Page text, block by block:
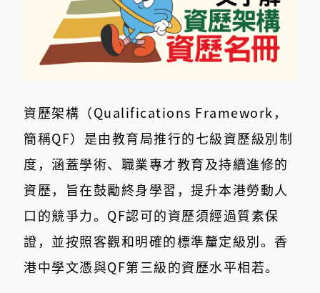
資歷架構（Qualifications Framework，
簡稱QF）是由教育局推行的七級資歷級別制
度，涵蓋學術、職業專才教育及持續進修的
資歷，旨在鼓勵終身學習，提升本港勞動人
口的競爭力。QF認可的資歷須經過質素保
證，並按照客觀和明確的標準釐定級別。香
港中學文憑與QF第三級的資歷水平相若。